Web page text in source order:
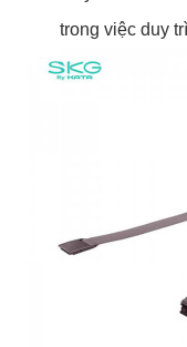
trong việc duy